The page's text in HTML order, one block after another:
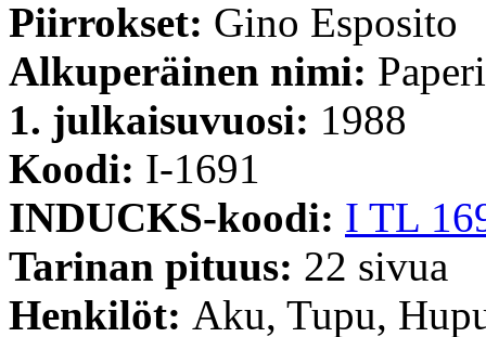
Piirrokset: Gino Esposito
Alkuperäinen nimi:
1. julkaisuvuosi: 1988
Koodi: I-1691
INDUCKS-koodi: I TL
Tarinan pituus: 22 sivua
Henkilöt: Aku, Tupu,